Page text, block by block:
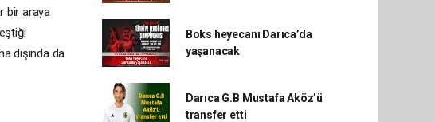
bir araya
dışında da
Boks heyecanı Darıca’da
yaşanacak
Darıca G.B Mustafa Aköz’ü
transfer etti